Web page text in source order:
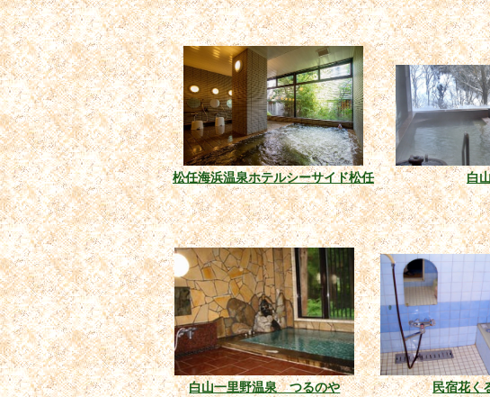
松任海浜温泉ホテルシーサイド松任 白
白山一里野温泉 つるのや 民宿花く